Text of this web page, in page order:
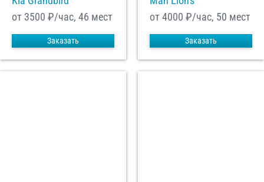
от 3500 ₽/час, 46 мест
Заказать
от 4000 ₽/час, 50 мест
Заказать